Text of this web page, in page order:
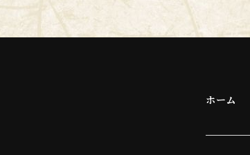
報を当該外部サービスから
当該外部サービスでユーザー
す。これには以下の情報が含
ホーム